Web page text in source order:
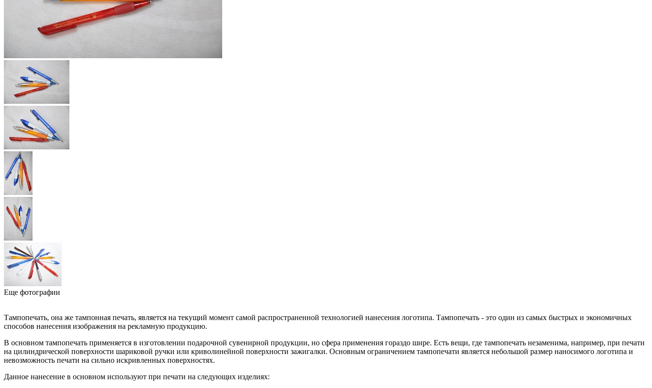
Еще фотографии
Тампопечать, она же тампонная печать, является на текущий момент самой распространенной технологией нанесения логотипа. Тампопечать - это один из самых быстрых и экономичных
способов нанесения изображения на рекламную продукцию.
В основном тампопечать применяется в изготовлении подарочной сувенирной продукции, но сфера применения гораздо шире. Есть вещи, где тампопечать незаменима, например, при печати
на цилиндрической поверхности шариковой ручки или криволинейной поверхности зажигалки. Основным ограничением тампопечати является небольшой размер наносимого логотипа и
невозможность печати на сильно искривленных поверхностях.
Данное нанесение в основном используют при печати на следующих изделиях: